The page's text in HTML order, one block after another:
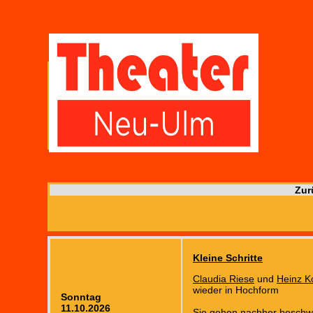
Sonntag
11.10.2026
Kleine Schritte
Claudia Riese und Heinz
wieder in Hochform